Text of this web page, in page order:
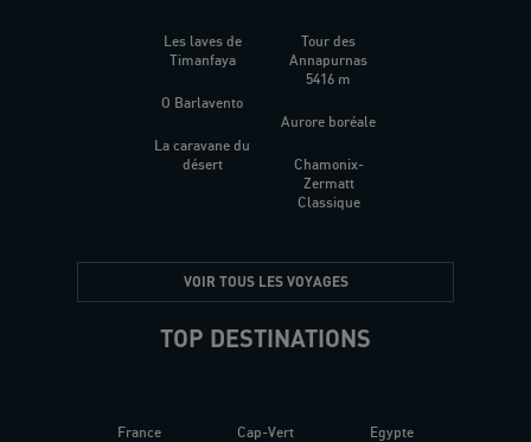
Les laves de
Timanfaya
O Barlavento
La caravane du
désert
Tour des
Annapurnas
5416 m
Aurore boréale
Chamonix-
Zermatt
Classique
VOIR TOUS LES VOYAGES
TOP DESTINATIONS
France Cap-Vert Egypte